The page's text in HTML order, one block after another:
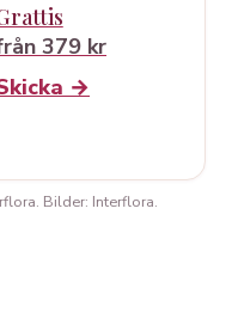
379 kr
→
Bilder: Interflora.